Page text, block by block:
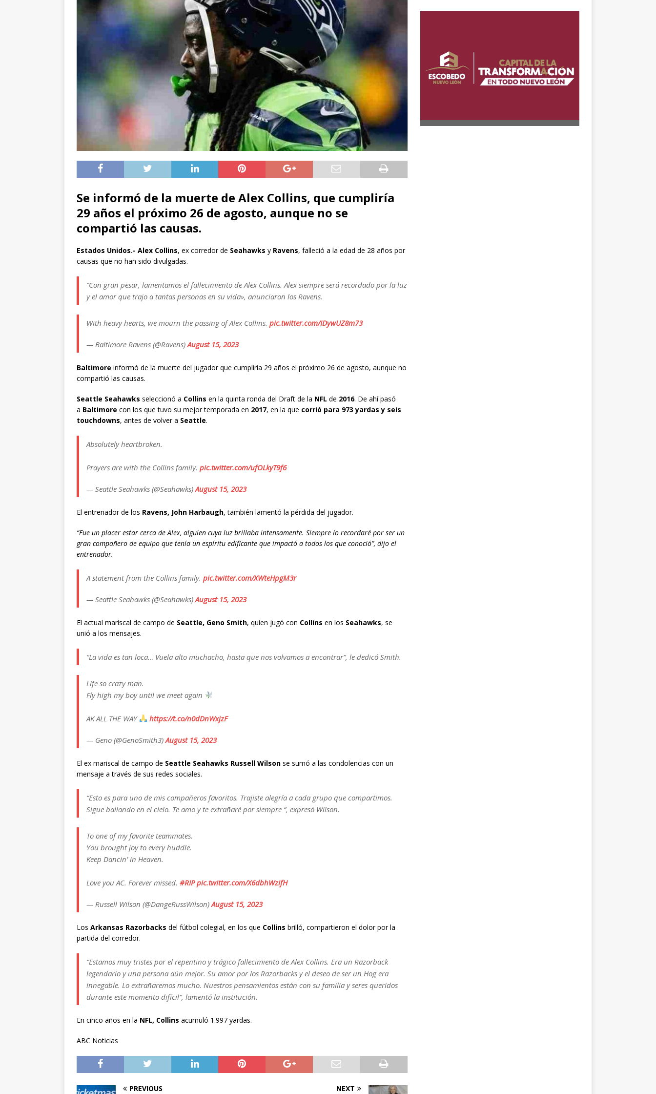
Se informó de la muerte de Alex Collins, que cumpliría
29 años el próximo 26 de agosto, aunque no se
compartió las causas.
Estados Unidos.- Alex Collins, ex corredor de Seahawks y Ravens, falleció a la edad de 28 años por
causas que no han sido divulgadas.
“Con gran pesar, lamentamos el fallecimiento de Alex Collins. Alex siempre será recordado por la luz
y el amor que trajo a tantas personas en su vida», anunciaron los Ravens.
With heavy hearts, we mourn the passing of Alex Collins. pic.twitter.com/IDywUZ8m73
— Baltimore Ravens (@Ravens)August 15, 2023
Baltimore informó de la muerte del jugador que cumpliría 29 años el próximo 26 de agosto, aunque no
compartió las causas.
Seattle Seahawks seleccionó a Collins en la quinta ronda del Draft de la NFL de 2016. De ahí pasó
a Baltimore con los que tuvo su mejor temporada en 2017, en la que corrió para 973 yardas y seis
touchdowns, antes de volver a Seattle.
Absolutely heartbroken.
Prayers are with the Collins family. pic.twitter.com/ufOLkyT9f6
— Seattle Seahawks (@Seahawks)August 15, 2023
El entrenador de los Ravens, John Harbaugh, también lamentó la pérdida del jugador.
“Fue un placer estar cerca de Alex, alguien cuya luz brillaba intensamente. Siempre lo recordaré por ser un
gran compañero de equipo que tenía un espíritu edificante que impactó a todos los que conoció”, dijo el
entrenador.
A statement from the Collins family. pic.twitter.com/XWteHpgM3r
— Seattle Seahawks (@Seahawks)August 15, 2023
El actual mariscal de campo de Seattle, Geno Smith, quien jugó con Collins en los Seahawks, se
unió a los mensajes.
“La vida es tan loca… Vuela alto muchacho, hasta que nos volvamos a encontrar”, le dedicó Smith.
Life so crazy man.
Fly high my boy until we meet again
AK ALL THE WAY https://t.co/n0dDnWxjzF
— Geno (@GenoSmith3)August 15, 2023
El ex mariscal de campo de Seattle Seahawks Russell Wilson se sumó a las condolencias con un
mensaje a través de sus redes sociales.
“Esto es para uno de mis compañeros favoritos. Trajiste alegría a cada grupo que compartimos.
Sigue bailando en el cielo. Te amo y te extrañaré por siempre “, expresó Wilson.
To one of my favorite teammates.
You brought joy to every huddle.
Keep Dancin’ in Heaven.
Love you AC. Forever missed. #RIP pic.twitter.com/X6dbhWzifH
— Russell Wilson (@DangeRussWilson)August 15, 2023
Los Arkansas Razorbacks del fútbol colegial, en los que Collins brilló, compartieron el dolor por la
partida del corredor.
“Estamos muy tristes por el repentino y trágico fallecimiento de Alex Collins. Era un Razorback
legendario y una persona aún mejor. Su amor por los Razorbacks y el deseo de ser un Hog era
innegable. Lo extrañaremos mucho. Nuestros pensamientos están con su familia y seres queridos
durante este momento difícil”, lamentó la institución.
En cinco años en la NFL, Collins acumuló 1.997 yardas.
ABC Noticias
PREVIOUS NEXT